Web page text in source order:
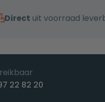
Direct uit voorraad
22 82 20